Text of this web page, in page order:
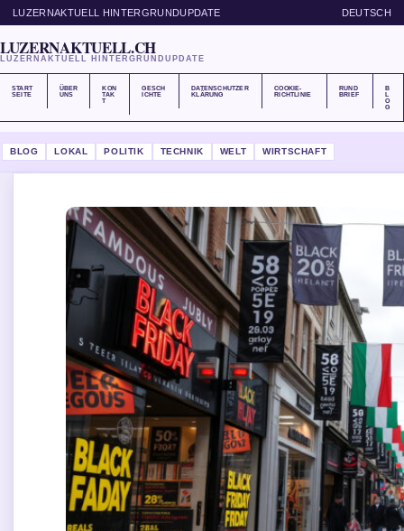
LUZERNAKTUELL HINTERGRUNDUPDATE DEUTSCH
LUZERNAKTUELL.CH
LUZERNAKTUELL HINTERGRUNDUPDATE
START
SEITE
ÜBER
UNS
KON
TAK
T
GESCH
ICHTE
DATENSCHUTZER
KLÄRUNG
COOKIE-
RICHTLINIE
RUND
BRIEF
B
O
G
BLOG LOKAL POLITIK TECHNIK WELT WIRTSCHAFT